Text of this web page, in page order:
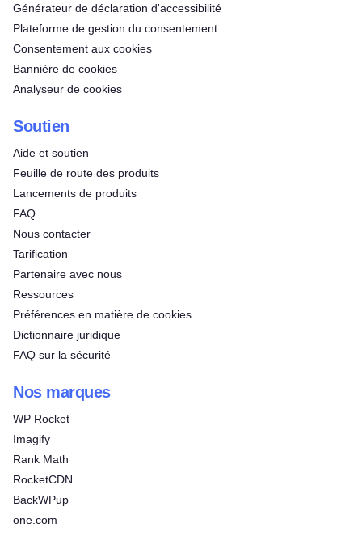
Générateur de déclaration d'accessibilité
Plateforme de gestion du consentement
Consentement aux cookies
Bannière de cookies
Analyseur de cookies
Soutien
Aide et soutien
Feuille de route des produits
Lancements de produits
FAQ
Nous contacter
Tarification
Partenaire avec nous
Ressources
Préférences en matière de cookies
Dictionnaire juridique
FAQ sur la sécurité
Nos marques
WP Rocket
Imagify
Rank Math
RocketCDN
BackWPup
one.com